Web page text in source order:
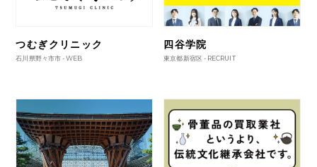
つむぎクリニック
石川県野々市市 -WEB
四谷学院
東京都新宿区 - RECRUIT